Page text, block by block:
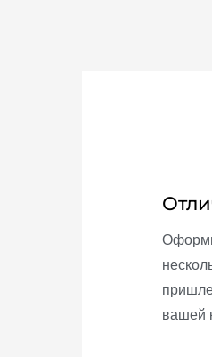
вашей